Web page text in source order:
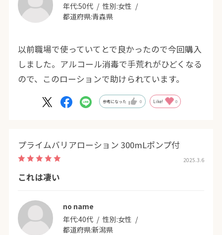
年代:50代 性別:女性
都道府県:青森県
以前職場で使っていてとで良かったので今回購入
しました。アルコール消毒で手荒れがひどくなる
ので、このローションで助けられています。
参考になった 0 Like! 0
プライムバリアローション 300mLポンプ付
2025.3.6
これは凄い
no name
年代:40代 性別:女性
都道府県:新潟県